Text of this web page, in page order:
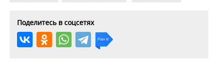
Поделитесь в соцсетях